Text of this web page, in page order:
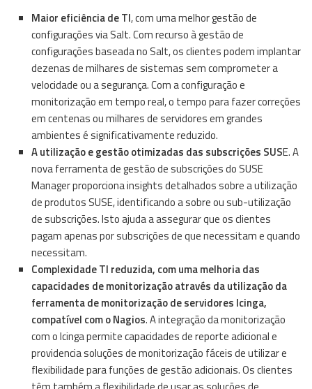
Maior eficiência de TI, com uma melhor gestão de
configurações via Salt. Com recurso à gestão de
configurações baseada no Salt, os clientes podem implantar
dezenas de milhares de sistemas sem comprometer a
velocidade ou a segurança. Com a configuração e
monitorização em tempo real, o tempo para fazer correções
em centenas ou milhares de servidores em grandes
ambientes é significativamente reduzido.
A utilização e gestão otimizadas das subscrições SUSE. A
nova ferramenta de gestão de subscrições do SUSE
Manager proporciona insights detalhados sobre a utilização
de produtos SUSE, identificando a sobre ou sub-utilização
de subscrições. Isto ajuda a assegurar que os clientes
pagam apenas por subscrições de que necessitam e quando
necessitam.
Complexidade TI reduzida, com uma melhoria das
capacidades de monitorização através da utilização da
ferramenta de monitorização de servidores Icinga,
compatível com o Nagios. A integração da monitorização
com o Icinga permite capacidades de reporte adicional e
providencia soluções de monitorização fáceis de utilizar e
flexibilidade para funções de gestão adicionais. Os clientes